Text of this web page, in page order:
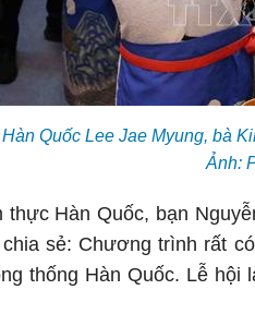
Quốc Lee Jae Myung, bà
Ảnh:
Hàn Quốc, bạn
sẻ: Chương trình rất
thống Hàn Quốc. Lễ